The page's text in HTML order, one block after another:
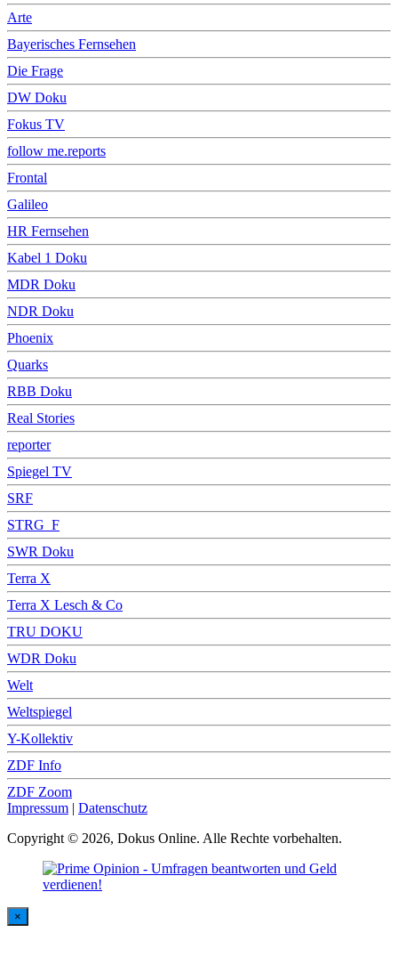
Arte
Bayerisches Fernsehen
Die Frage
DW Doku
Fokus TV
follow me.reports
Frontal
Galileo
HR Fernsehen
Kabel 1 Doku
MDR Doku
NDR Doku
Phoenix
Quarks
RBB Doku
Real Stories
reporter
Spiegel TV
SRF
STRG_F
SWR Doku
Terra X
Terra X Lesch & Co
TRU DOKU
WDR Doku
Welt
Weltspiegel
Y-Kollektiv
ZDF Info
ZDF Zoom
Impressum | Datenschutz
Copyright © 2026, Dokus Online. Alle Rechte vorbehalten.
×